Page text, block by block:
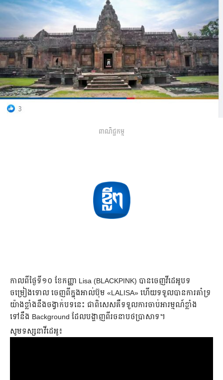
ពាណិជ្ជកម្ម
កាលពី​ថ្ងៃទី១០ ខែកញ្ញា Lisa (BLACKPINK) បាន​ចេញវីដេអូបទ​
ចម្រៀងទោល ចេញពីក្នុងអាល់ប៊ុម «LALISA» ហើយទទួល​បាន​ការ​គាំទ្រ
យ៉ាង​ខ្លាំង​នឹង​ចង្វាក់បទនេះ ជាពិសេស​គឺ​ទទួលការចាប់អារម្មណ៍ខ្លាំង​
ទៅនឹង​ Background ដែលបង្ហាញពី​រចនាបថប្រាសាទ។
សូមទស្សនាវីដេអូ៖